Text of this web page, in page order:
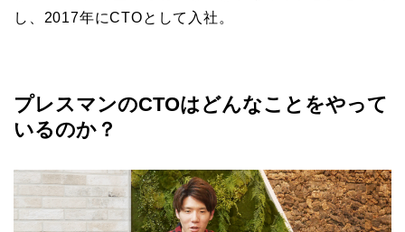
し、2017年にCTOとして入社。
プレスマンのCTOはどんなことをやって
いるのか？